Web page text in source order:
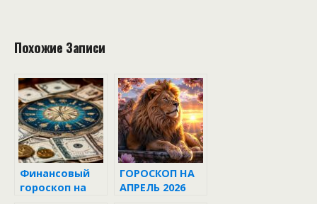
Похожие Записи
Финансовый
гороскоп на
ГОРОСКОП НА
АПРЕЛЬ 2026